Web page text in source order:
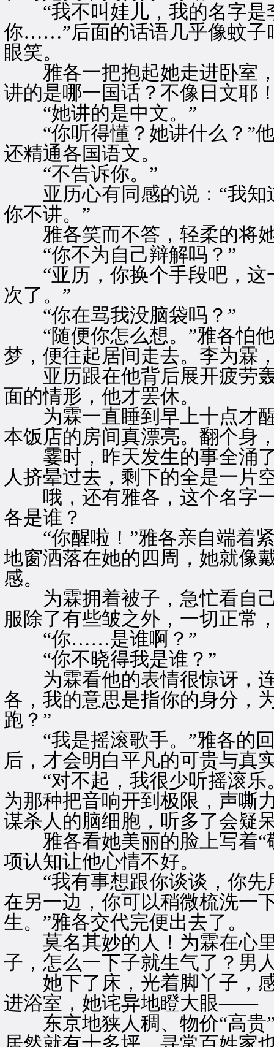
“我不叫娃儿，我的名字是
你……”后面的话语几乎像蚊子
眼笑。
雅各一把抱起她走进卧室，
讲的是哪一国话？不像日文耶
“她讲的是中文。”
“你听得懂？她讲什么？”他
还精通各国语文。
“不告诉你。”
亚历心有同感的说：“我知
你不讲。”
雅各笑而不答，轻柔的将她
“你不为自己辩解吗？”
“亚历，你换个手段吧，这
次了。”
“你在骂我没脑袋吗？”
“随便你怎么想。”雅各怕他
梦，便往起居间走去。李为霖
亚历跟在他背后展开疲劳轰
面的情形，他才罢休。
为霖一直睡到早上十点才
本饭店的房间真漂亮。翻个
霎时，昨天发生的事全涌了
人挤晕过去，剩下的全是一片
哦，还有雅各，这个名字一
各是谁？
“你醒啦！”雅各亲自端着紧
地窗洒落在她的四周，她就像
感。
为霖拥着被子，急忙看自己
服除了有些皱之外，一切正常
“你……是谁啊？”
“你不晓得我是谁？”
为霖看他的表情很惊讶，连
各，我的意思是指你的身分，
跑？”
“我是摇滚歌手。”雅各的回
后，才会明白平凡的可贵与真
“对不起，我很少听摇滚乐
为那种把音响开到极限，声嘶
谋杀人的脑细胞，听多了会疑
雅各看她美丽的脸上写着“
项认知让他心情不好。
“我有事想跟你谈谈，你先
在另一边，你可以稍微梳洗一
生。”雅各交代完便出去了。
莫名其妙的人！为霖在心里
子，怎么一下子就生气了？男
她下了床，光着脚丫子，感
进浴室，她诧异地瞪大眼——
东京地狭人稠、物价“高贵”